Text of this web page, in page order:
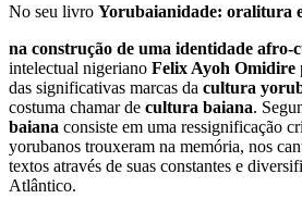
No seu livro Yorubaianidade: oralitura
na construção de uma identidade afro-
intelectual nigeriano Felix Ayoh Omidire
das significativas marcas da cultura
costuma chamar de cultura baiana.
baiana consiste em uma ressignificação
yorubanos trouxeram na memória, nos
textos através de suas constantes e
Atlântico.